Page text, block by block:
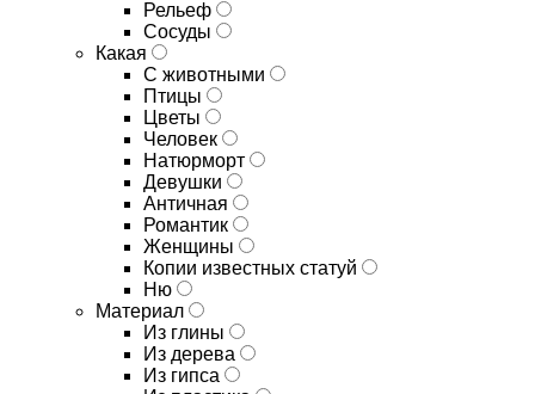
Рельеф
Сосуды
Какая
С животными
Птицы
Цветы
Человек
Натюрморт
Девушки
Античная
Романтик
Женщины
Копии известных статуй
Ню
Материал
Из глины
Из дерева
Из гипса